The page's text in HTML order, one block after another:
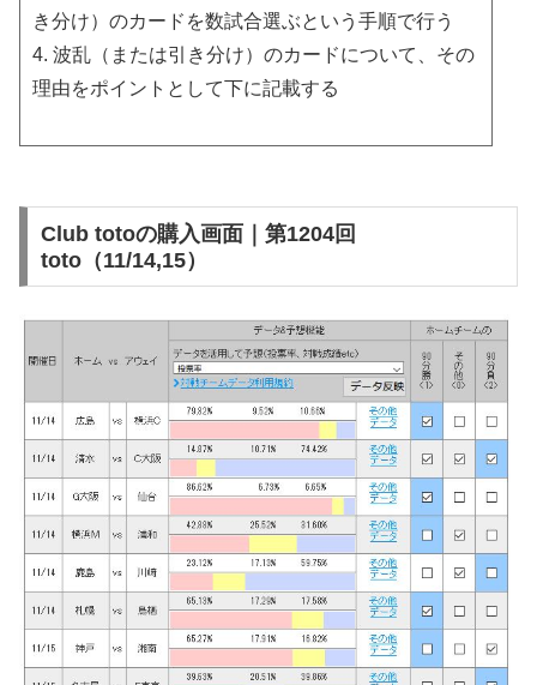
き分け）のカードを数試合選ぶという手順で行う
4. 波乱（または引き分け）のカードについて、その
理由をポイントとして下に記載する
Club totoの購入画面｜第1204回
toto（11/14,15）